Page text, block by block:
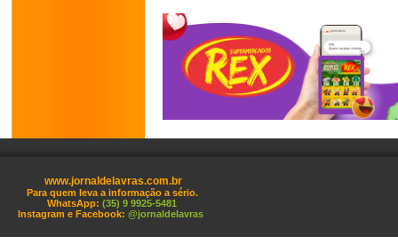
www.jornaldelavras.com.br
Para quem leva a informação a sério.
WhatsApp: (35) 9 9925-5481
Instagram e Facebook: @jornaldelavras